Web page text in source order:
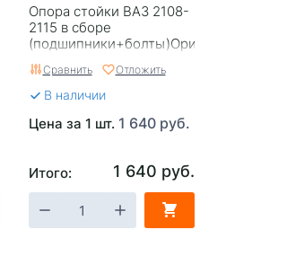
Опора стойки ВАЗ 2108-
2115 в сборе
(подшипники+болты)Оригинал
Сравнить Отложить
В наличии
Цена за 1 шт. 1 640 руб.
Итого: 1 640 руб.